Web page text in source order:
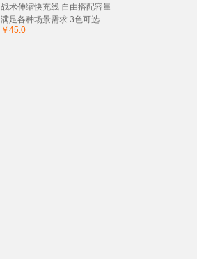
战术伸缩快充线 自由搭配容量
满足各种场景需求 3色可选
￥45.0